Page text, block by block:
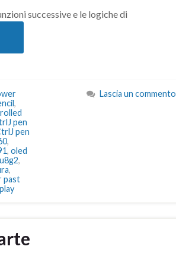
successive e le logiche di
,
pen
pen
,
, oled
,
,
past
Lascia un commento